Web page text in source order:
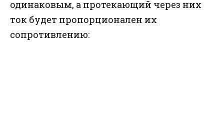
одинаковым, а протекающий через них
ток будет пропорционален их
сопротивлению: